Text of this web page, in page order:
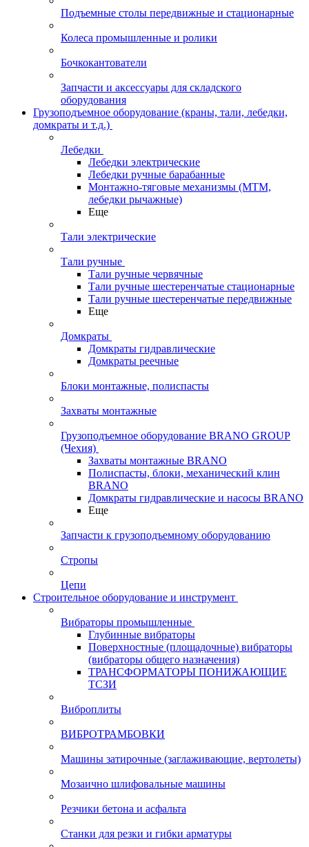
Подъемные столы передвижные и стационарные
Колеса промышленные и ролики
Бочкокантователи
Запчасти и аксессуары для складского
оборудования
Грузоподъемное оборудование (краны, тали, лебедки,
домкраты и т.д.)
Лебедки
Лебедки электрические
Лебедки ручные барабанные
Монтажно-тяговые механизмы (МТМ,
лебедки рычажные)
Еще
Тали электрические
Тали ручные
Тали ручные червячные
Тали ручные шестеренчатые стационарные
Тали ручные шестеренчатые передвижные
Еще
Домкраты
Домкраты гидравлические
Домкраты реечные
Блоки монтажные, полиспасты
Захваты монтажные
Грузоподъемное оборудование BRANO GROUP
(Чехия)
Захваты монтажные BRANO
Полиспасты, блоки, механический клин
BRANO
Домкраты гидравлические и насосы BRANO
Еще
Запчасти к грузоподъемному оборудованию
Стропы
Цепи
Строительное оборудование и инструмент
Вибраторы промышленные
Глубинные вибраторы
Поверхностные (площадочные) вибраторы
(вибраторы общего назначения)
ТРАНСФОРМАТОРЫ ПОНИЖАЮЩИЕ
ТСЗИ
Виброплиты
ВИБРОТРАМБОВКИ
Машины затирочные (заглаживающие, вертолеты)
Мозаично шлифовальные машины
Резчики бетона и асфальта
Станки для резки и гибки арматуры